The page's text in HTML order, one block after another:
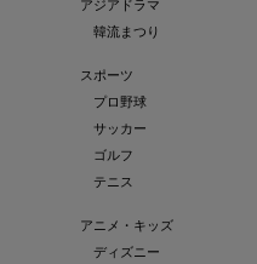
アジアドラマ
韓流まつり
スポーツ
プロ野球
サッカー
ゴルフ
テニス
アニメ・キッズ
ディズニー